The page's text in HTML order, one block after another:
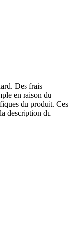
Des frais
en raison du
du produit. Ces
description du